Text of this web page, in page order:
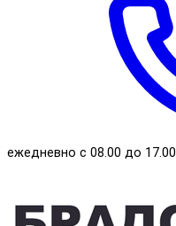
ежедневно с 08.00 до 17.00